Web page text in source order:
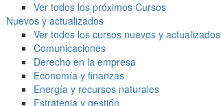
Ver todos los próximos Cursos
Nuevos y actualizados
Ver todos los cursos nuevos y actualizados
Comunicaciones
Derecho en la empresa
Economía y finanzas
Energía y recursos naturales
Estrategia y gestión